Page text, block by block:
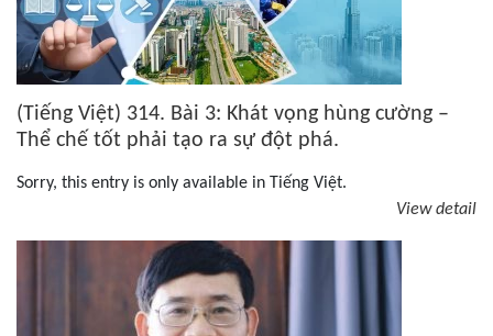
(Tiếng Việt) 314. Bài 3: Khát vọng hùng cường –
Thể chế tốt phải tạo ra sự đột phá.
Sorry, this entry is only available in Tiếng Việt.
View detail